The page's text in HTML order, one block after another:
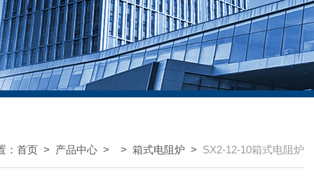
： 首页 > 产品中心 > > 箱式电阻炉 > SX2-12-10箱式电阻炉